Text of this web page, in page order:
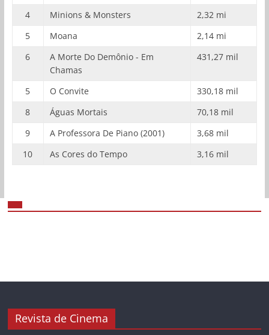
4
Minions & Monsters
2,32 mi
5
Moana
2,14 mi
6
A Morte Do Demônio - Em
Chamas
431,27 mil
5 O Convite
330,18 mil
8
Águas Mortais
70,18 mil
9
A Professora De Piano (2001)
3,68 mil
10
As Cores do Tempo 3,16 mil
Revista de Cinema